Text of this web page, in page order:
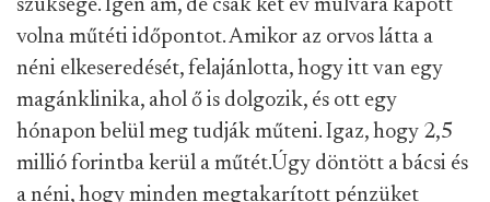
szüksége. Igen ám, de csak két év múlvára kapott
volna műtéti időpontot. Amikor az orvos látta a
néni elkeseredését, felajánlotta, hogy itt van egy
magánklinika, ahol ő is dolgozik, és ott egy
hónapon belül meg tudják műteni. Igaz, hogy 2,5
millió forintba kerül a műtét.Úgy döntött a bácsi és
a néni, hogy minden megtakarított pénzüket